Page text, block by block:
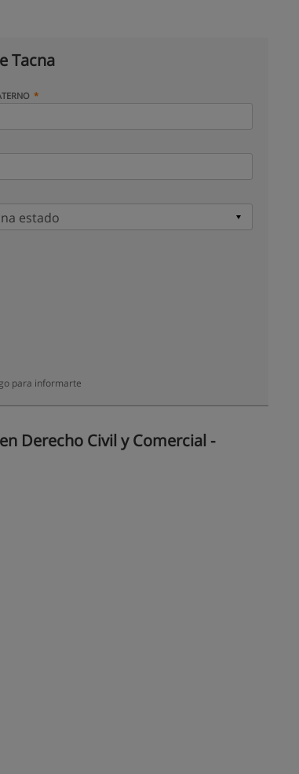
Tacna
para informarte
Derecho Civil y Comercial -